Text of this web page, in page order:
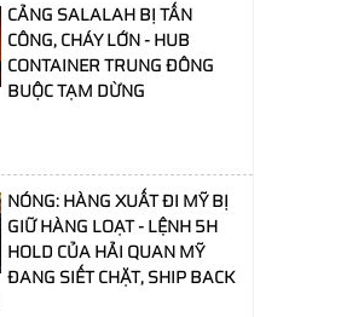
CẢNG SALALAH BỊ TẤN
CÔNG, CHÁY LỚN - HUB
CONTAINER TRUNG ĐÔNG
BUỘC TẠM DỪNG
NÓNG: HÀNG XUẤT ĐI MỸ BỊ
GIỮ HÀNG LOẠT - LỆNH 5H
HOLD CỦA HẢI QUAN MỸ
ĐANG SIẾT CHẶT, SHIP BACK